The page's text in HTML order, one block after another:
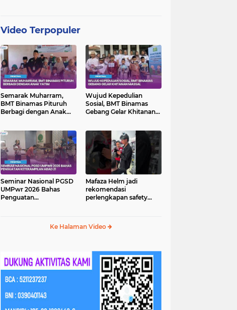
Video Terpopuler
Semarak Muharram,
BMT Binamas Pituruh
Berbagi dengan Anak
Wujud Kepedulian
Sosial, BMT Binamas
Gebang Gelar Khitanan
Seminar Nasional PGSD
UMPwr 2026 Bahas
Penguatan
Mafaza Helm jadi
rekomendasi
perlengkapan safety
Ke Halaman Video